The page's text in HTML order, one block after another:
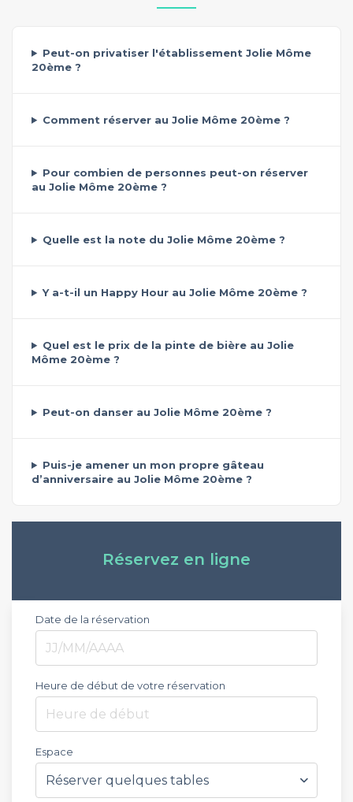
Peut-on privatiser l'établissement Jolie Môme
20ème ?
Comment réserver au Jolie Môme 20ème ?
Pour combien de personnes peut-on réserver
au Jolie Môme 20ème ?
Quelle est la note du Jolie Môme 20ème ?
Y a-t-il un Happy Hour au Jolie Môme 20ème ?
Quel est le prix de la pinte de bière au Jolie
Môme 20ème ?
Peut-on danser au Jolie Môme 20ème ?
Puis-je amener un mon propre gâteau
d’anniversaire au Jolie Môme 20ème ?
Réservez en ligne
Date de la réservation
Heure de début de votre réservation
Heure de début
Espace